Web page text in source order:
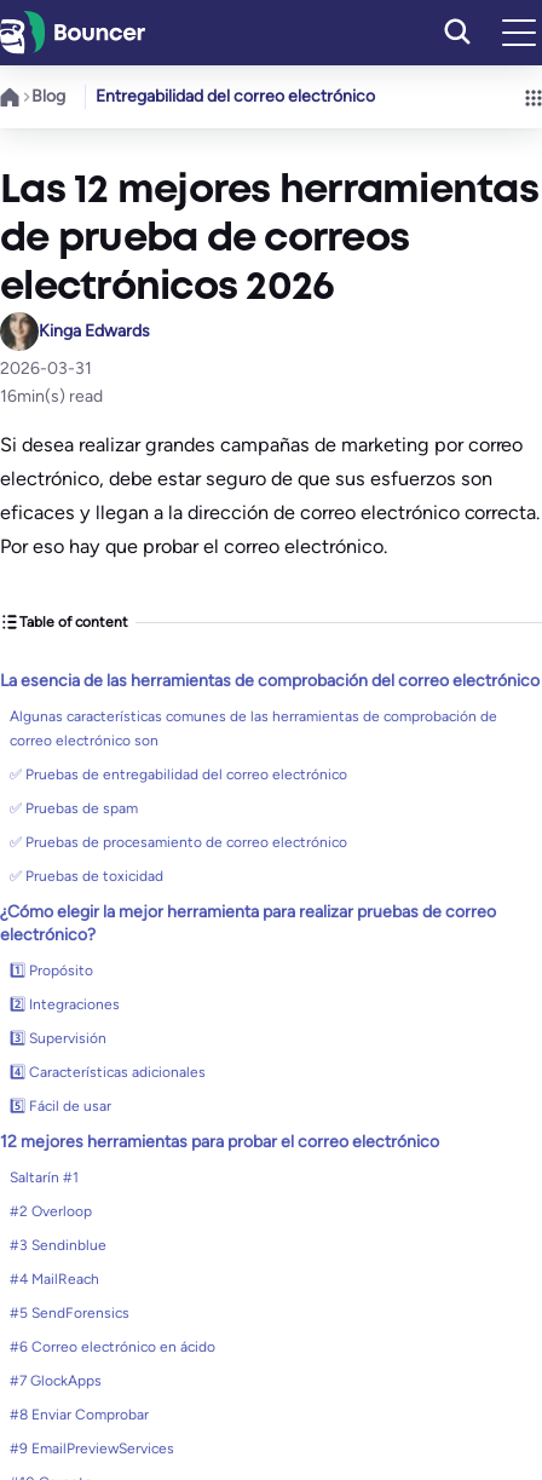
Saltar
al
contenido
Blog Entregabilidad del correo electrónico
Las 12 mejores herramientas
de prueba de correos
electrónicos 2026
Kinga Edwards
2026-03-31
16min(s) read
Si desea realizar grandes campañas de marketing por correo
electrónico, debe estar seguro de que sus esfuerzos son
eficaces y llegan a la dirección de correo electrónico correcta.
Por eso hay que probar el correo electrónico.
Table of content
La esencia de las herramientas de comprobación del correo electrónico
Algunas características comunes de las herramientas de comprobación de
correo electrónico son
✅ Pruebas de entregabilidad del correo electrónico
✅ Pruebas de spam
✅ Pruebas de procesamiento de correo electrónico
✅ Pruebas de toxicidad
¿Cómo elegir la mejor herramienta para realizar pruebas de correo
electrónico?
1️⃣ Propósito
2️⃣ Integraciones
3️⃣ Supervisión
4️⃣ Características adicionales
5️⃣ Fácil de usar
12 mejores herramientas para probar el correo electrónico
Saltarín #1
#2 Overloop
#3 Sendinblue
#4 MailReach
#5 SendForensics
#6 Correo electrónico en ácido
#7 GlockApps
#8 Enviar Comprobar
#9 EmailPreviewServices